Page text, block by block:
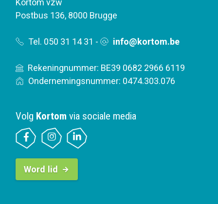
Kortom vzw
Postbus 136, 8000 Brugge
Tel. 050 31 14 31 - info@kortom.be
Rekeningnummer: BE39 0682 2966 6119
Ondernemingsnummer: 0474.303.076
Volg Kortom via sociale media
B
t
Word lid